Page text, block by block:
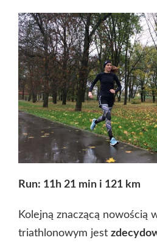
Run: 11h 21 min i 121 km
Kolejną znaczącą nowością
triathlonowym jest